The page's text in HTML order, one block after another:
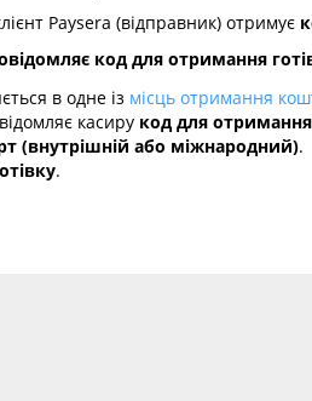
Paysera (відправник) отримує
код для отримання
в одне із місць отримання
касиру код для отримання
(внутрішній або міжнародний).
.